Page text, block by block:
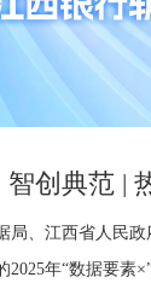
局、江西省人民
2025年“数据要素